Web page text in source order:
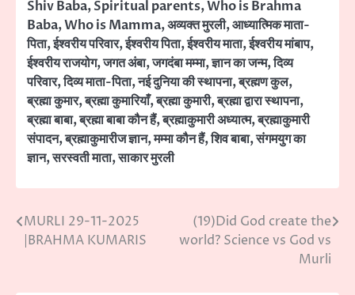
Shiv Baba,Spiritual parents,Who is Brahma
Baba,Who is Mamma,अव्यक्त मुरली,आध्यात्मिक माता-
पिता,ईश्वरीय परिवार,ईश्वरीय पिता,ईश्वरीय माता,ईश्वरीय मांबाप,
ईश्वरीय राजयोग,जगत अंबा,जगदंबा मम्मा,ज्ञान का जन्म,दिव्य
परिवार,दिव्य माता-पिता,नई दुनिया की स्थापना,ब्रह्मण कुल,
ब्रह्मा कुमार,ब्रह्मा कुमारियाँ,ब्रह्मा कुमारी,ब्रह्मा द्वारा स्थापना,
ब्रह्मा बाबा,ब्रह्मा बाबा कौन हैं,ब्रह्माकुमारी अध्यात्म,ब्रह्माकुमारी
संपादन,ब्रह्माकुमारीज ज्ञान,मम्मा कौन हैं,शिव बाबा,संगमयुग का
ज्ञान,सरस्वती माता,साकार मुरली
Post
navigation
MURLI 29-11-2025
|BRAHMA KUMARIS
(19)Did God create the
world? Science vs God vs
Murli